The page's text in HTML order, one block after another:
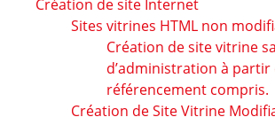
Création de site Internet
Sites vitrines HTML non
Création de site vitrine
d’administration à partir
référencement compris.
Création de Site Vitrine